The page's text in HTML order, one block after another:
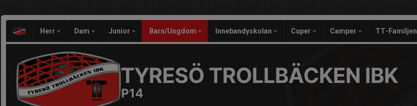
Herr Dam Junior Barn/Ungdom Innebandyskolan Cuper Camper TT-Familjen
TYRESÖ TROLLBÄCKEN IBK
P14